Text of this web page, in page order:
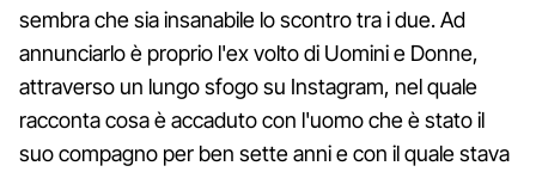
sembra che sia insanabile lo scontro tra i due. Ad
annunciarlo è proprio l'ex volto di Uomini e Donne,
attraverso un lungo sfogo su Instagram, nel quale
racconta cosa è accaduto con l'uomo che è stato il
suo compagno per ben sette anni e con il quale stava